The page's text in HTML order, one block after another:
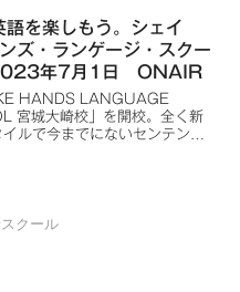
学習スクールを提供します。
を楽しもう。シェイ
ズ・ランゲージ・スクー
年7月1日 ONAIR
HANDS LANGUAGE
宮城大崎校」を開校。全く新
イルで今までにないセンテンス
クール